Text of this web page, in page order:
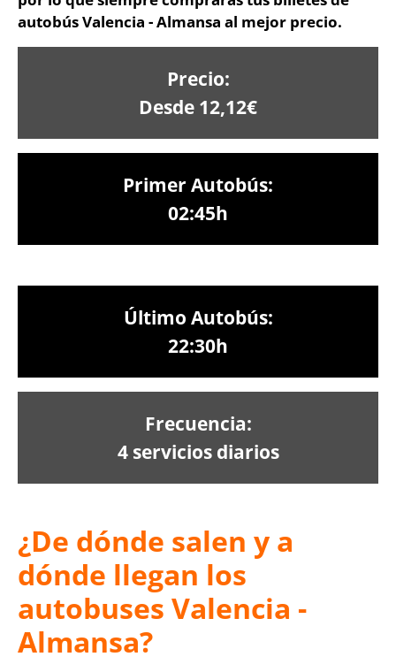
autobús Valencia - Almansa al mejor precio.
Precio:
Desde 12,12€
Primer Autobús:
02:45h
Último Autobús:
22:30h
Frecuencia:
4 servicios diarios
¿De dónde salen y a
dónde llegan los
autobuses Valencia -
Almansa?